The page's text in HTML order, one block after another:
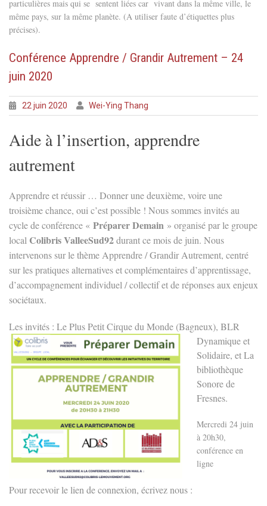
particulières mais qui se sentent liées car vivant dans la même ville, le
même pays, sur la même planète. (A utiliser faute d’étiquettes plus
précises).
Conférence Apprendre / Grandir Autrement – 24
juin 2020
22 juin 2020 Wei-Ying Thang
Aide à l’insertion, apprendre
autrement
Apprendre et réussir … Donner une deuxième, voire une
troisième chance, oui c’est possible ! Nous sommes invités au
cycle de conférence « Préparer Demain » organisé par le groupe
local Colibris ValleeSud92durant ce mois de juin. Nous
intervenons sur le thème Apprendre / Grandir Autrement, centré
sur les pratiques alternatives et complémentaires d’apprentissage,
d’accompagnement individuel / collectif et de réponses aux enjeux
sociétaux.
Les invités : Le PlusPetit Cirque du Monde (Bagneux), BLR
Dynamique et
Solidaire, et La
bibliothèque
Sonore de
Fresnes.
Mercredi 24 juin
à 20h30,
conférence en
ligne
Pour recevoir le lien de connexion, écrivez nous :